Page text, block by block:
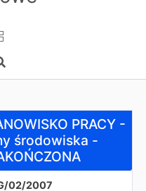
PRACY - referent
PRACY -
środowiska -
02/2007